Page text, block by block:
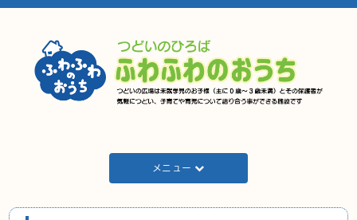
メニュー